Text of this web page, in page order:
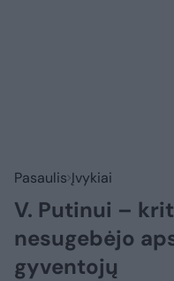
Pasaulis Įvykiai
V. Putinui –
nesugebėjo
gyventojų